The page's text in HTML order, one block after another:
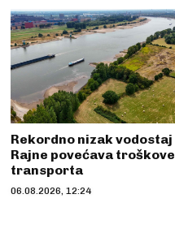
Rekordno nizak vodostaj
Rajne povećava troškove
transporta
06.08.2026, 12:24